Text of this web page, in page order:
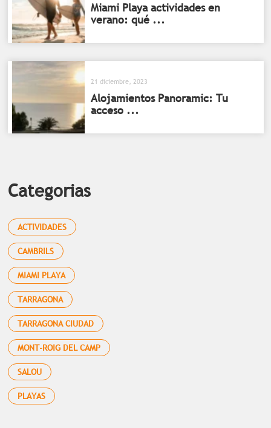
Miami Playa actividades en
verano: qué ...
21 diciembre, 2023
Alojamientos Panoramic: Tu
acceso ...
Categorias
ACTIVIDADES
CAMBRILS
MIAMI PLAYA
TARRAGONA
TARRAGONA CIUDAD
MONT-ROIG DEL CAMP
SALOU
PLAYAS